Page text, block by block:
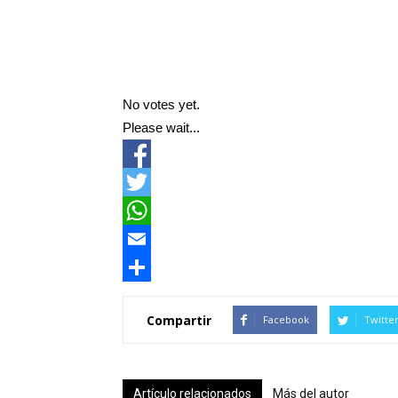
No votes yet.
Please wait...
Facebook
Twitter
WhatsApp
Email
Compartir Facebook Twitter
Artículo relacionados Más del autor